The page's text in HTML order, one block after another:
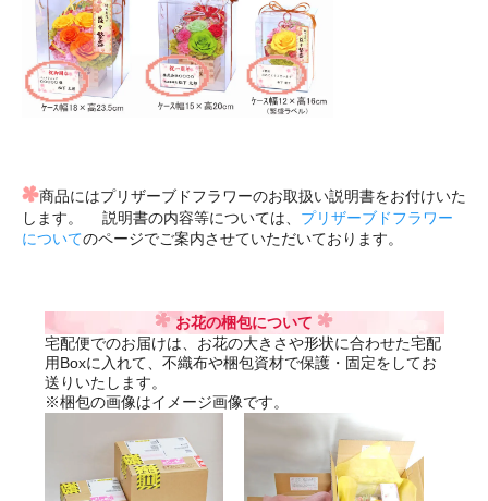
商品にはプリザーブドフラワーのお取扱い説明書をお付けいた
します。 説明書の内容等については、 プリザーブドフラワー
についてのページでご案内させていただいております。
お花の梱包について
宅配便でのお届けは、お花の大きさや形状に合わせた宅配
用Boxに入れて、不織布や梱包資材で保護・固定をしてお
送りいたします。
※梱包の画像はイメージ画像です。